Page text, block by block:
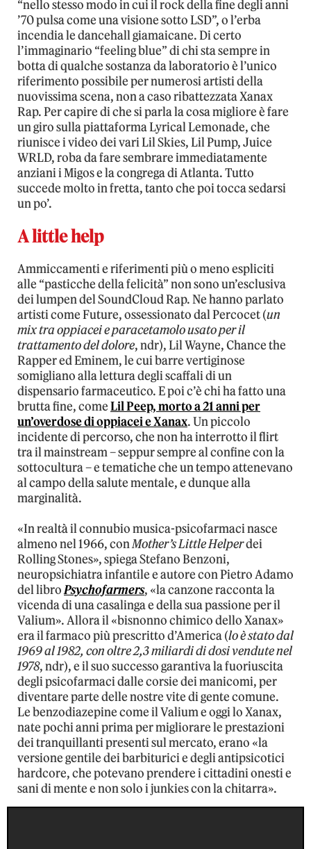
“nello stesso modo in cui il rock della fine degli anni
’70 pulsa come una visione sotto LSD”, o l’erba
incendia le dancehall giamaicane. Di certo
l’immaginario “feeling blue” di chi sta sempre in
botta di qualche sostanza da laboratorio è l’unico
riferimento possibile per numerosi artisti della
nuovissima scena, non a caso ribattezzata Xanax
Rap. Per capire di che si parla la cosa migliore è fare
un giro sulla piattaforma Lyrical Lemonade, che
riunisce i video dei vari Lil Skies, Lil Pump, Juice
WRLD, roba da fare sembrare immediatamente
anziani i Migos e la congrega di Atlanta. Tutto
succede molto in fretta, tanto che poi tocca sedarsi
un po’.
A little help
Ammiccamenti e riferimenti più o meno espliciti
alle “pasticche della felicità” non sono un’esclusiva
dei lumpen del SoundCloud Rap. Ne hanno parlato
artisti come Future, ossessionato dal Percocet (un
mix tra oppiacei e paracetamolo usato per il
trattamento del dolore, ndr), Lil Wayne, Chance the
Rapper ed Eminem, le cui barre vertiginose
somigliano alla lettura degli scaffali di un
dispensario farmaceutico. E poi c’è chi ha fatto una
brutta fine, comeLil Peep, morto a 21 anni per
un’overdose di oppiacei e Xanax. Un piccolo
incidente di percorso, che non ha interrotto il flirt
tra il mainstream – seppur sempre al confine con la
sottocultura – e tematiche che un tempo attenevano
al campo della salute mentale, e dunque alla
marginalità.
«In realtà il connubio musica-psicofarmaci nasce
almeno nel 1966, conMother’s Little Helperdei
Rolling Stones», spiega Stefano Benzoni,
neuropsichiatra infantile e autore con Pietro Adamo
del libroPsychofarmers, «la canzone racconta la
vicenda di una casalinga e della sua passione per il
Valium». Allora il «bisnonno chimico dello Xanax»
era il farmaco più prescritto d’America (lo è stato dal
1969 al 1982, con oltre 2,3 miliardi di dosi vendute nel
1978, ndr), e il suo successo garantiva la fuoriuscita
degli psicofarmaci dalle corsie dei manicomi, per
diventare parte delle nostre vite di gente comune.
Le benzodiazepine come il Valium e oggi lo Xanax,
nate pochi anni prima per migliorare le prestazioni
dei tranquillanti presenti sul mercato, erano «la
versione gentile dei barbiturici e degli antipsicotici
hardcore, che potevano prendere i cittadini onesti e
sani di mente e non solo i junkies con la chitarra».